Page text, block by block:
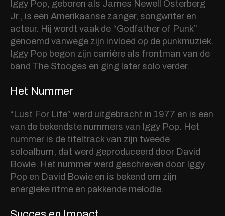
Iggy Pop, geboren als James Newell Osterberg
Jr., is een Amerikaanse zanger, songwriter en
acteur. Hij wordt vaak de “Godfather of Punk”
genoemd vanwege zijn invloed op de punkmuziek.
Iggy Pop begon zijn carrière als frontman van de
band The Stooges en ging later solo verder.
Het Nummer
“Lust For Life” werd uitgebracht in 1977 en is een
van de bekendste nummers van Iggy Pop. Het
nummer is de titeltrack van zijn tweede
soloalbum, dat werd geproduceerd door David
Bowie. Het nummer werd geschreven door Iggy
Pop en David Bowie en is bekend om zijn
energieke ritme en pakkende melodie.